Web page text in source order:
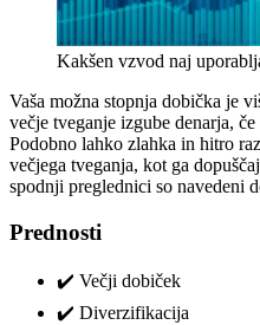
Kakšen vzvod naj
Vaša možna stopnja dobička je
večje tveganje izgube denarja,
Podobno lahko zlahka in hitro
večjega tveganja, kot ga
spodnji preglednici so navedeni
Prednosti
✔️ Večji dobiček
✔️ Diverzifikacija